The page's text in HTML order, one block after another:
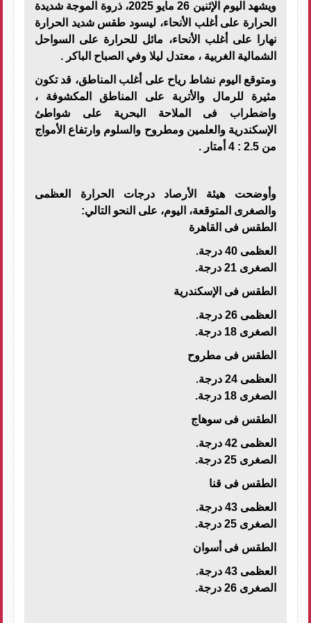
ويشهد اليوم الإثنين 26 مايو 2025، ذروة الموجة شديدة
الحرارة على أغلب الأنحاء، ليسود طقس شديد الحرارة
نهارا على أغلب الأنحاء، مائل للحرارة على السواحل
الشمالية الغربية ، معتدل ليلا وفي الصباح الباكر .
ومتوقع اليوم نشاط رياح على أغلب المناطق، قد تكون
مثيرة للرمال والأتربة على المناطق المكشوفة ،
واضطراب فى الملاحة البحرية على شواطئ
الإسكندرية والعلمين ومطروح والسلوم وارتفاع الأمواج
من 2.5 : 4 أمتار .
وأوضحت هيئة الأرصاد درجات الحرارة العظمى
والصغرى المتوقعة، اليوم، على النحو التالي:
الطقس فى القاهرة
العظمى 40 درجة.
الصغرى 21 درجة.
الطقس فى الإسكندرية
العظمى 26 درجة.
الصغرى 18 درجة.
الطقس فى مطروح
العظمى 24 درجة.
الصغرى 18 درجة.
الطقس فى سوهاج
العظمى 42 درجة.
الصغرى 25 درجة.
الطقس فى قنا
العظمى 43 درجة.
الصغرى 25 درجة.
الطقس فى أسوان
العظمى 43 درجة.
الصغرى 26 درجة.